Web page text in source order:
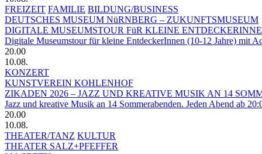
FREIZEIT FAMILIE BILDUNG/BUSINESS
DEUTSCHES MUSEUM NüRNBERG – ZUKUNFTSMUSEUM
DIGITALE MUSEUMSTOUR FüR KLEINE
Digitale Museumstour für kleine EntdeckerInnen (10-12 Jahre) mit
20.00
10.08.
KONZERT
KUNSTVEREIN KOHLENHOF
ZIKADEN 2026 – JAZZ UND KREATIVE MUSIK AN 14
Jazz und kreative Musik an 14 Sommerabenden. Jeden Abend ab
20.00
10.08.
THEATER/TANZ KULTUR
THEATER SALZ+PFEFFER